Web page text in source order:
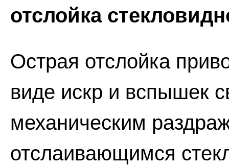
отслойка
Острая отслойка
виде искр и вспышек
механическим
отслаивающимся